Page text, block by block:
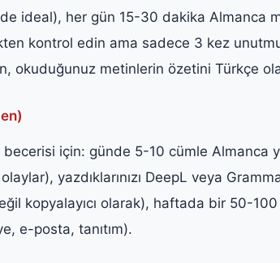
ideal), her gün 15-30 dakika Almanca
kontrol edin ama sadece 3 kez
okuduğunuz metinlerin özetini Türkçe
için: günde 5-10 cümle Almanca
yazdıklarınızı DeepL veya
kopyalayıcı olarak), haftada bir 50-
e-posta, tanıtım).